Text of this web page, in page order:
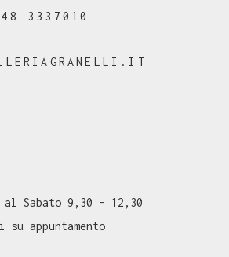
3337010
al Sabato 9,30 – 12,30
appuntamento